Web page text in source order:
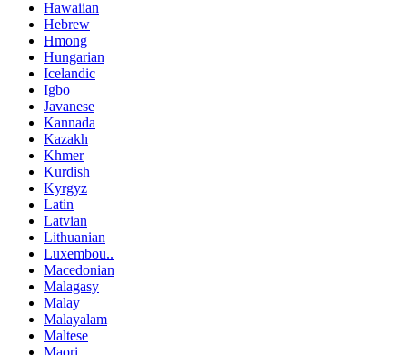
Hawaiian
Hebrew
Hmong
Hungarian
Icelandic
Igbo
Javanese
Kannada
Kazakh
Khmer
Kurdish
Kyrgyz
Latin
Latvian
Lithuanian
Luxembou..
Macedonian
Malagasy
Malay
Malayalam
Maltese
Maori